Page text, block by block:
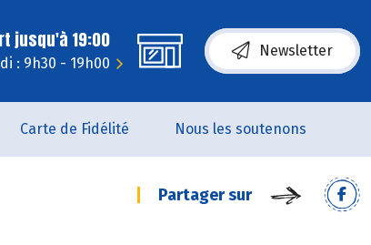
jusqu'à 19:00
: 9h30 - 19h00
Newsletter
Carte de Fidélité Nous les soutenons
Partager sur